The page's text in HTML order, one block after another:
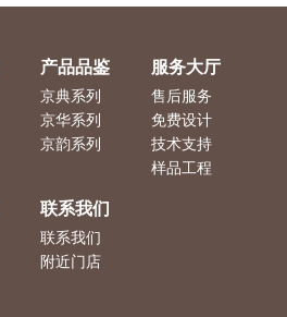
产品品鉴
京典系列
京华系列
京韵系列
服务大厅
售后服务
免费设计
技术支持
样品工程
联系我们
联系我们
附近门店